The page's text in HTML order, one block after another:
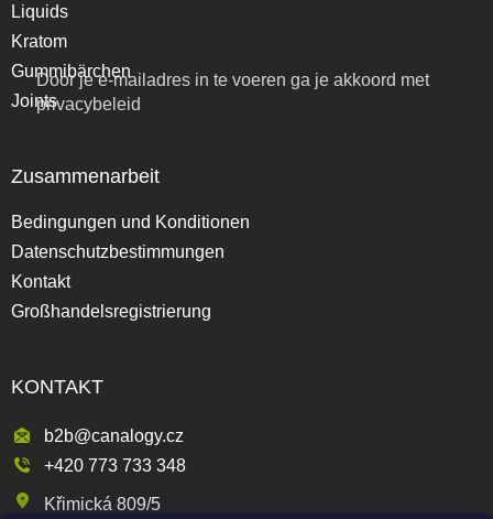
Door je e-mailadres in te voeren ga je akkoord met
privacybeleid
Liquids
Kratom
Gummibärchen
Joints
Zusammenarbeit
Bedingungen und Konditionen
Datenschutzbestimmungen
Kontakt
Großhandelsregistrierung
KONTAKT
b2b@canalogy.cz
+420 773 733 348
Křimická 809/5